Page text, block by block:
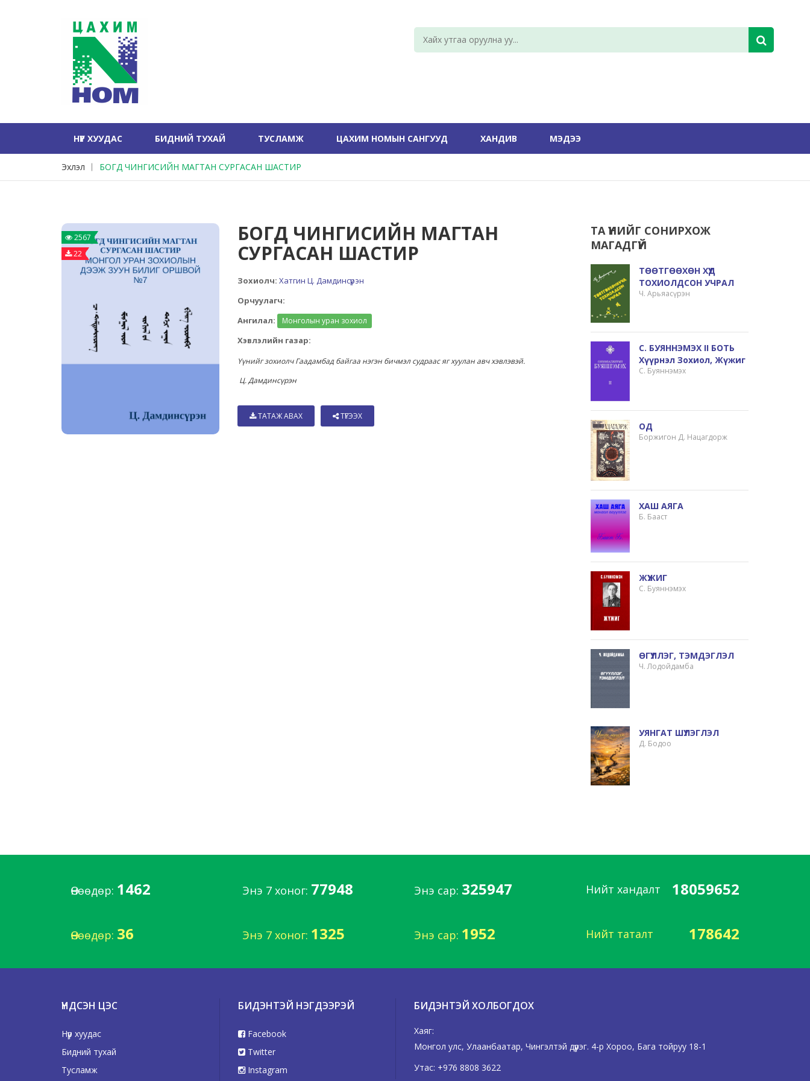
НҮҮР ХУУДАС БИДНИЙ ТУХАЙ ТУСЛАМЖ ЦАХИМ НОМЫН САНГУУД ХАНДИВ МЭДЭЭ
Эхлэл БОГД ЧИНГИСИЙН МАГТАН СУРГАСАН ШАСТИР
2567
22
БОГД ЧИНГИСИЙН МАГТАН
СУРГАСАН ШАСТИР
Зохиолч: Хатгин Ц. Дамдинсүрэн
Орчуулагч:
Ангилал:
Монголын уран зохиол
Хэвлэлийн газар:
Үүнийг зохиолч Гаадамбад байгаа нэгэн бичмэл судраас яг хуулан авч хэвлэвэй.
Ц. Дамдинсүрэн
ТАТАЖ АВАХ ТҮГЭЭХ
ТА ҮҮНИЙГ СОНИРХОЖ
МАГАДГҮЙ
ТӨӨТГӨӨХӨН ХҮҮД
ТОХИОЛДСОН УЧРАЛ
Ч. Арьяасүрэн
С. БУЯННЭМЭХ II БОТЬ
Хүүрнэл Зохиол, Жүжиг
С. Буяннэмэх
ОД
Боржигон Д. Нацагдорж
ХАШ АЯГА
Б. Бааст
ЖҮЖИГ
С. Буяннэмэх
ӨГҮҮЛЛЭГ, ТЭМДЭГЛЭЛ
Ч. Лодойдамба
УЯНГАТ ШҮЛЭГЛЭЛ
Д. Бодоо
Өнөөдөр: 1462 Энэ 7 хоног: 77948 Энэ сар: 325947 Нийт хандалт 18059652
Өнөөдөр: 36 Энэ 7 хоног: 1325 Энэ сар: 1952 Нийт таталт 178642
ҮНДСЭН ЦЭС
Нүүр хуудас
Бидний тухай
Тусламж
БИДЭНТЭЙ НЭГДЭЭРЭЙ
Facebook
Twitter
Instagram
БИДЭНТЭЙ ХОЛБОГДОХ
Хаяг:
Монгол улс, Улаанбаатар, Чингэлтэй дүүрэг. 4-р Хороо, Бага тойруу 18-1
Утас: +976 8808 3622